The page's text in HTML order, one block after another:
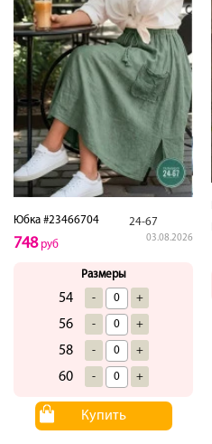
Юбка #23466704 24-67
03.08.2026
748руб
Размеры
54 - +
56 - +
58 - +
60 - +
Купить